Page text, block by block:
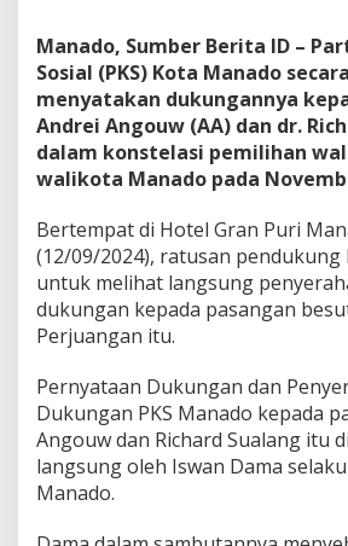
e
A
A
R
S
Manado, Sumber Berita ID –
Sosial (PKS) Kota Manado
menyatakan dukungannya
Andrei Angouw (AA) dan dr.
dalam konstelasi pemilihan
walikota Manado pada
Bertempat di Hotel Gran Puri
(12/09/2024), ratusan pendukung
untuk melihat langsung
dukungan kepada pasangan
Perjuangan itu.
Pernyataan Dukungan dan
Dukungan PKS Manado kepada
Angouw dan Richard Sualang itu
langsung oleh Iswan Dama
Manado.